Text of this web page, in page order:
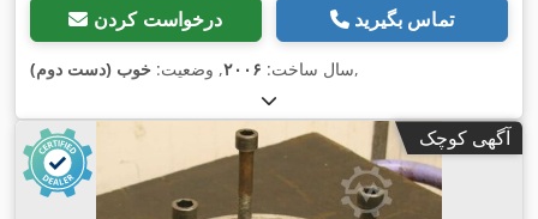
درخواست کردن تماس بگیرید
سال ساخت: ۲۰۰۶, وضعیت: خوب (دست دوم) ,
آگهی کوچک